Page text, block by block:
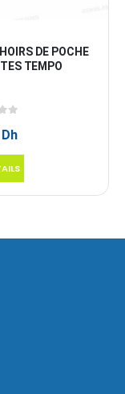
DE POCHE
TEMPO
Dh